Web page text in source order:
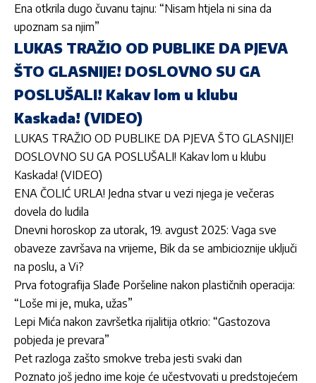
Ena otkrila dugo čuvanu tajnu: “Nisam htjela ni sina da
upoznam sa njim”
LUKAS TRAŽIO OD PUBLIKE DA PJEVA
ŠTO GLASNIJE! DOSLOVNO SU GA
POSLUŠALI! Kakav lom u klubu
Kaskada! (VIDEO)
LUKAS TRAŽIO OD PUBLIKE DA PJEVA ŠTO GLASNIJE!
DOSLOVNO SU GA POSLUŠALI! Kakav lom u klubu
Kaskada! (VIDEO)
ENA ČOLIĆ URLA! Jedna stvar u vezi njega je večeras
dovela do ludila
Dnevni horoskop za utorak, 19. avgust 2025: Vaga sve
obaveze završava na vrijeme, Bik da se ambicioznije uključi
na poslu, a Vi?
Prva fotografija Slađe Poršeline nakon plastičnih operacija:
“Loše mi je, muka, užas”
Lepi Mića nakon završetka rijalitija otkrio: “Gastozova
pobjeda je prevara”
Pet razloga zašto smokve treba jesti svaki dan
Poznato još jedno ime koje će učestvovati u predstojećem